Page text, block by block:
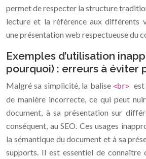
permet de respecter la structure
lecture et la référence aux différents
une présentation web respectueuse du
Exemples d’utilisation
pourquoi) : erreurs à éviter
Malgré sa simplicité, la balise <br>
de manière incorrecte, ce qui peut
document, à sa présentation sur
conséquent, au SEO. Ces usages
la sémantique du document et à sa
supports. Il est essentiel de connaître